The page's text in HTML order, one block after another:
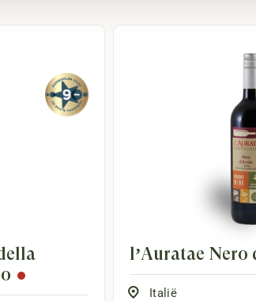
om unieke biologische portwijnen te
van Oscar en Claudia zijn terug te
de rijke bodem van de Douro Valley. Van de
en verleiden.
van rijp fruit, vijgen en gedroogde
l’Auratae Nero
Italië